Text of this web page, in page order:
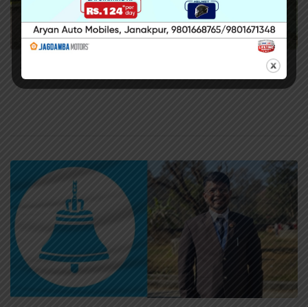
सिराहामा गोली प्रहार गरी हत्या